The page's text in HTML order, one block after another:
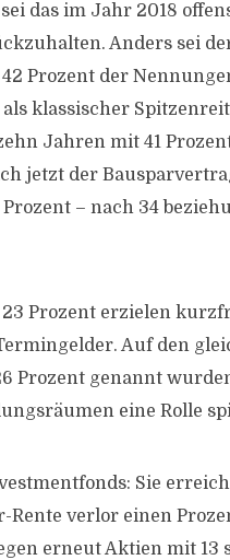
das im Jahr 2018
Anders sei
Prozent der
klassischer
Jahren mit 41
jetzt der
– nach 34
Prozent erzielen
Auf den
Prozent genannt
eine Rolle
Sie
Rente verlor einen
erneut Aktien mit 13